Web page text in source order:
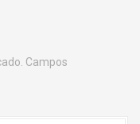
Campos